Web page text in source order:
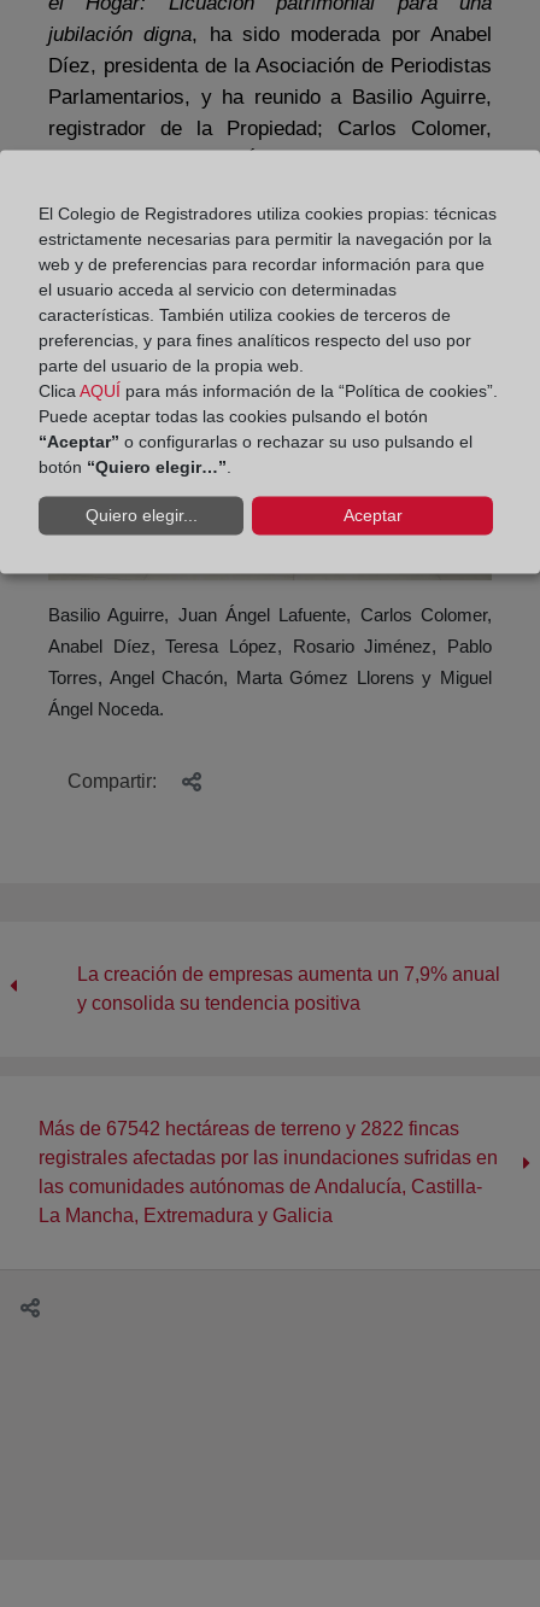
jubilación digna, ha sido moderada por Anabel
Díez, presidenta de la Asociación de Periodistas
Parlamentarios, y ha reunido a Basilio Aguirre,
registrador de la Propiedad; Carlos Colomer,
asesor fiscal; y Juan Ángel Lafuente, catedrático
Universitat Jaume I.
Basilio Aguirre, Juan Ángel Lafuente, Carlos Colomer,
Anabel Díez, Teresa López, Rosario Jiménez, Pablo
Torres, Angel Chacón, Marta Gómez Llorens y Miguel
Ángel Noceda.
Compartir:
La creación de empresas aumenta un 7,9% anual
y consolida su tendencia positiva
Más de 67542 hectáreas de terreno y 2822 fincas
registrales afectadas por las inundaciones sufridas en
las comunidades autónomas de Andalucía, Castilla-
La Mancha, Extremadura y Galicia
El Colegio de Registradores utiliza cookies propias: técnicas
estrictamente necesarias para permitir la navegación por la
web y de preferencias para recordar información para que
el usuario acceda al servicio con determinadas
características. También utiliza cookies de terceros de
preferencias, y para fines analíticos respecto del uso por
parte del usuario de la propia web.
Clica AQUÍ para más información de la “Política de cookies”.
Puede aceptar todas las cookies pulsando el botón
“Aceptar” o configurarlas o rechazar su uso pulsando el
botón “Quiero elegir…”
Quiero elegir... Aceptar